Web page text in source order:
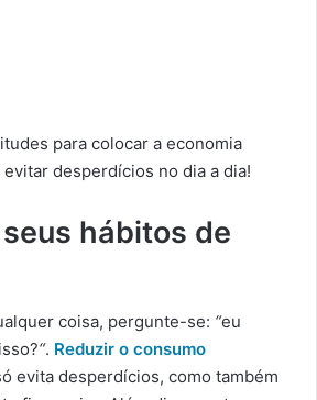
para colocar a economia
desperdícios no dia a dia!
seus hábitos de
coisa, pergunte-se: “eu
“. Reduzir o consumo
evita desperdícios, como também